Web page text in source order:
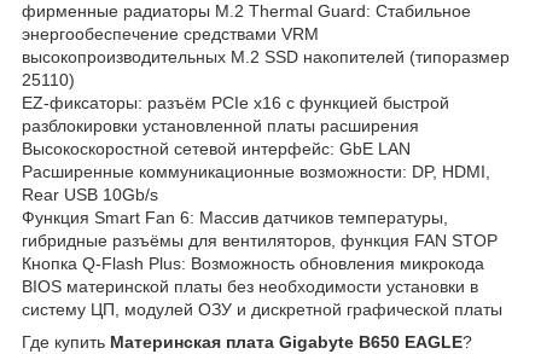
фирменные радиаторы M.2 Thermal Guard: Стабильное
энергообеспечение средствами VRM
высокопроизводительных M.2 SSD накопителей (типоразмер
25110)
EZ-фиксаторы: разъём PCIe x16 с функцией быстрой
разблокировки установленной платы расширения
Высокоскоростной сетевой интерфейс: GbE LAN
Расширенные коммуникационные возможности: DP, HDMI,
Rear USB 10Gb/s
Функция Smart Fan 6: Массив датчиков температуры,
гибридные разъёмы для вентиляторов, функция FAN STOP
Кнопка Q-Flash Plus: Возможность обновления микрокода
BIOS материнской платы без необходимости установки в
систему ЦП, модулей ОЗУ и дискретной графической платы
Где купить Материнская плата Gigabyte B650 EAGLE?